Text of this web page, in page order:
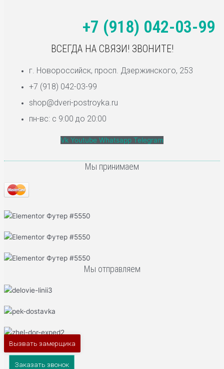
+7 (918) 042-03-99
ВСЕГДА НА СВЯЗИ! ЗВОНИТЕ!
г. Новороссийск, просп. Дзержинского, 253
+7 (918) 042-03-99
shop@dveri-postroyka.ru
пн-вс: с 9:00 до 20:00
Vk Youtube Whatsapp Telegram
Мы принимаем
Мы отправляем
Вызвать замерщика
Заказать звонок